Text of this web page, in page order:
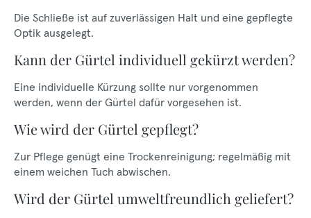
Die Schließe ist auf zuverlässigen Halt und eine gepflegte
Optik ausgelegt.
Kann der Gürtel individuell gekürzt werden?
Eine individuelle Kürzung sollte nur vorgenommen
werden, wenn der Gürtel dafür vorgesehen ist.
Wie wird der Gürtel gepflegt?
Zur Pflege genügt eine Trockenreinigung; regelmäßig mit
einem weichen Tuch abwischen.
Wird der Gürtel umweltfreundlich geliefert?